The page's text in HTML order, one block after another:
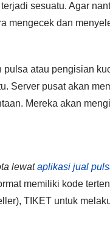
sesuatu. Agar
mengecek dan
pulsa atau pengisian
Server pusat akan
Mereka akan
lewataplikasi jual
memiliki kode
TIKET untuk